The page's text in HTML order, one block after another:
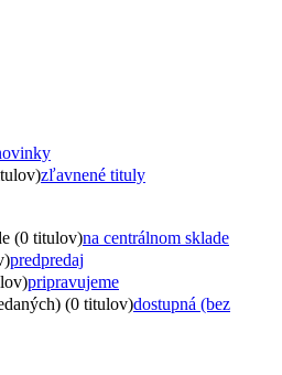
zľavnené tituly
(0 titulov)na centrálnom sklade
predpredaj
pripravujeme
(0 titulov)dostupná (bez